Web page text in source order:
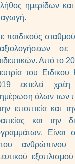
ημερίδων
αγωγή.
παιδικούς
σε
Από το
του Ειδικου
εκτελεί χρέη
όλων των
εποπτεία και
και την
Είναι
ανθρώπινου